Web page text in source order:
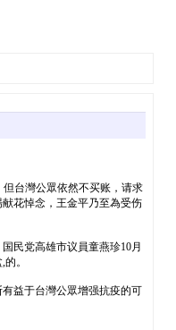
台灣公眾依然不买账，请求
花悼念，王金平乃至為受伤
民党高雄市议員童燕珍10月
。
益于台灣公眾增强抗疫的可